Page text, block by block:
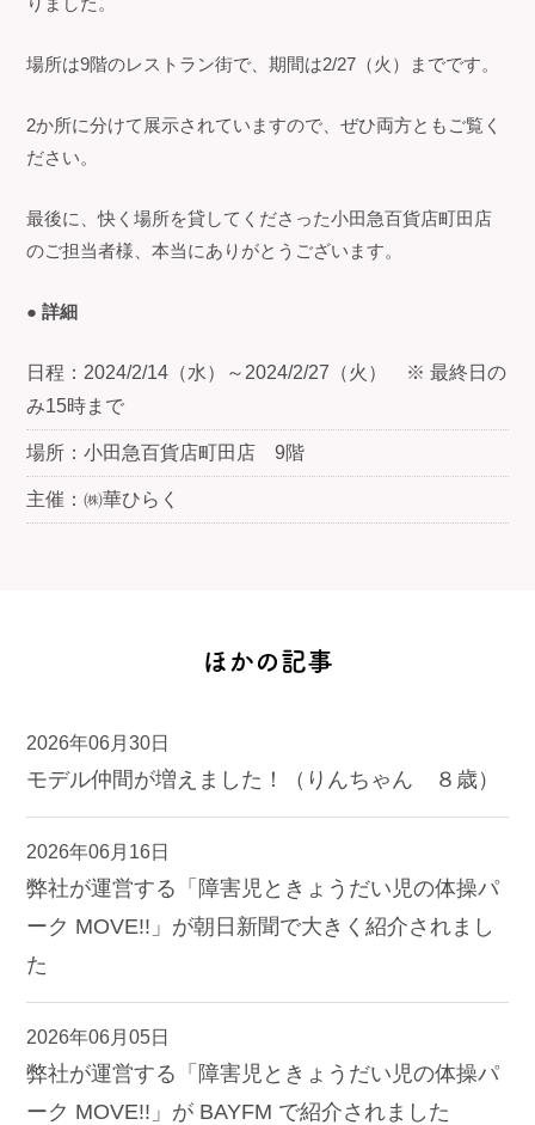
場所は9階のレストラン街で、期間は2/27（火）までです。
2か所に分けて展示されていますので、ぜひ両方ともご覧く
ださい。
最後に、快く場所を貸してくださった小田急百貨店町田店
のご担当者様、本当にありがとうございます。
● 詳細
日程：2024/2/14（水）～2024/2/27（火） ※ 最終日の
み15時まで
場所：小田急百貨店町田店 9階
主催：㈱華ひらく
ほかの記事
2026年06月30日
モデル仲間が増えました！（りんちゃん ８歳）
2026年06月16日
弊社が運営する「障害児ときょうだい児の体操パ
ーク MOVE!!」が朝日新聞で大きく紹介されまし
た
2026年06月05日
弊社が運営する「障害児ときょうだい児の体操パ
ーク MOVE!!」が BAYFM で紹介されました